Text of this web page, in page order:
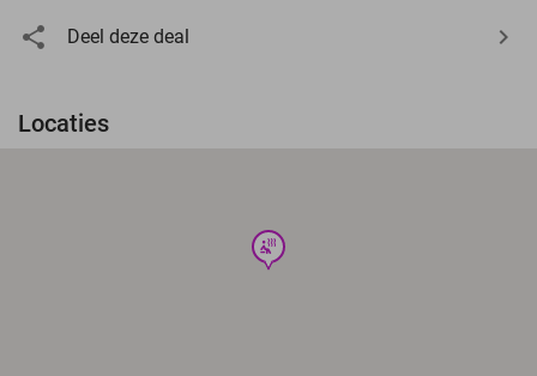
Deel deze deal
Locaties
wellness